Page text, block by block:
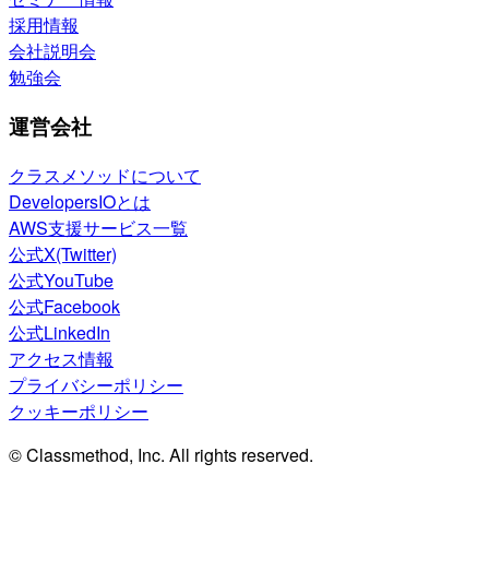
採用情報
会社説明会
勉強会
運営会社
クラスメソッドについて
DevelopersIOとは
AWS支援サービス一覧
公式X(Twitter)
公式YouTube
公式Facebook
公式LinkedIn
アクセス情報
プライバシーポリシー
クッキーポリシー
© Classmethod, Inc. All rights reserved.